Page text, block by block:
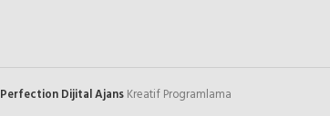
Perfection Dijital AjansKreatif Programlama